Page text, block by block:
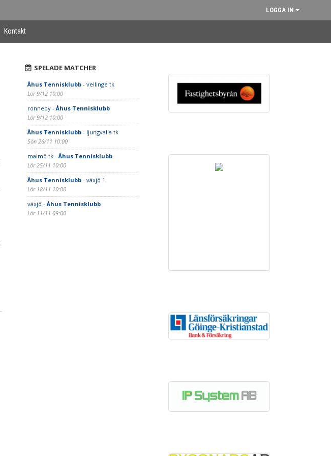
LOGGA IN
Kontakt
SPELADE MATCHER
Åhus Tennisklubb- vellinge tk
Lör 9/12 10:00
ronneby -Åhus Tennisklubb
Lör 9/12 10:00
Åhus Tennisklubb- ljungvalla tk
Sön 26/11 10:00
malmö tk -Åhus Tennisklubb
Lör 25/11 10:00
Åhus Tennisklubb- växjö 1
Lör 18/11 10:00
växjö -Åhus Tennisklubb
Lör 11/11 09:00